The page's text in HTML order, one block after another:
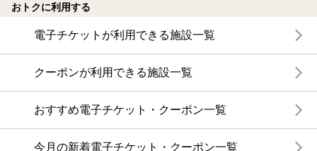
おトクに利用する
電子チケットが利用できる施設一覧
クーポンが利用できる施設一覧
おすすめ電子チケット・クーポン一覧
今月の新着電子チケット・クーポン一覧